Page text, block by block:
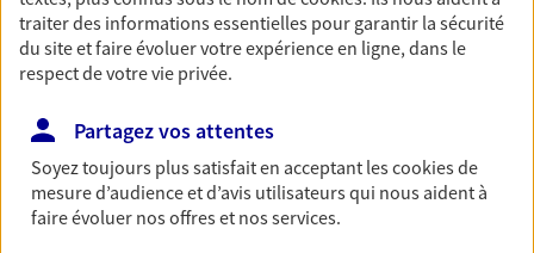
immobilier, études des enfants ou voyage autour
du monde… Épargnez à votre rythme et
simplement, selon votre profil.
Découvrir les offres Épargne
Retraite
traiter des informations essentielles pour garantir la sécurité
du site et faire évoluer votre expérience en ligne, dans le
respect de votre vie privée.
Partagez vos attentes
Soyez toujours plus satisfait en acceptant lescookiesde
mesure d’audience et d’avis utilisateurs qui nous aident à
faire évoluer nos offres et nos services.